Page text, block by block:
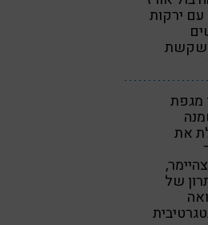
ירקות
מגפת
את
של